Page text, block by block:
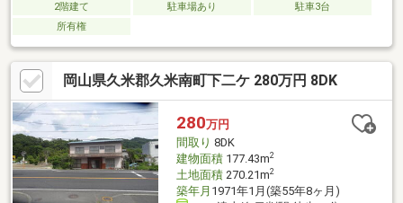
2階建て 駐車場あり
駐車3台
所有権
岡山県久米郡久米南町下二ケ 280万円 8DK
280万円
間取り 8DK
建物面積177.43m2
土地面積270.21m2
築年月 1971年1月(築55年8ヶ月)